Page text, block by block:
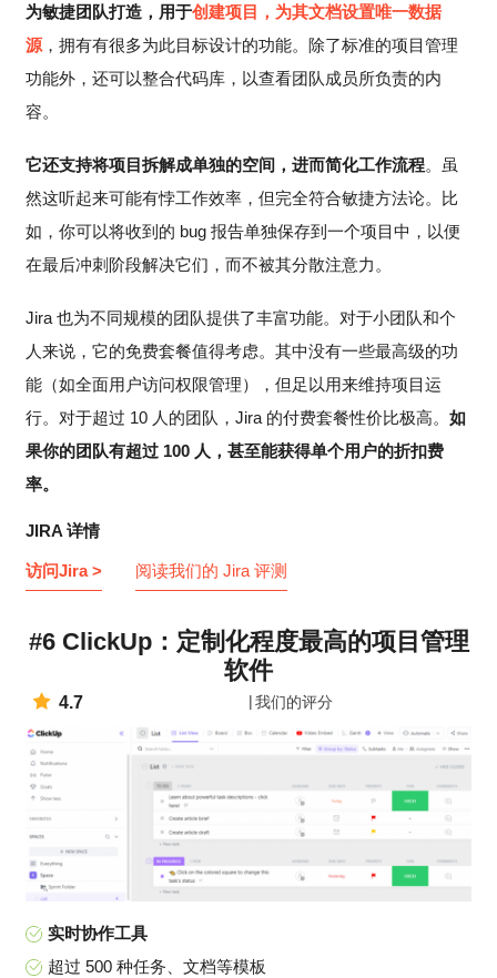
为敏捷团队打造，用于创建项目，为其文档设置唯一数据
源 ，拥有有很多为此目标设计的功能。除了标准的项目管理
功能外，还可以整合代码库，以查看团队成员所负责的内
容。
它还支持将项目拆解成单独的空间，进而简化工作流程。虽
然这听起来可能有悖工作效率，但完全符合敏捷方法论。比
如，你可以将收到的 bug 报告单独保存到一个项目中，以便
在最后冲刺阶段解决它们，而不被其分散注意力。
Jira 也为不同规模的团队提供了丰富功能。对于小团队和个
人来说，它的免费套餐值得考虑。其中没有一些最高级的功
能（如全面用户访问权限管理），但足以用来维持项目运
行。对于超过 10 人的团队，Jira 的付费套餐性价比极高。 如
果你的团队有超过 100 人，甚至能获得单个用户的折扣费
率。
JIRA 详情
访问Jira > 阅读我们的 Jira 评测
#6 ClickUp：定制化程度最高的项目管理
软件
4.7 我们的评分
实时协作工具
​​超过 500 种任务、文档等模板